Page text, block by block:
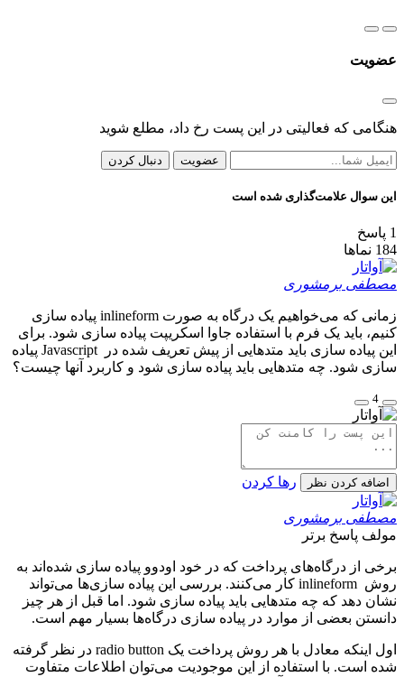
که فعالیتی در این پست رخ داد، مطلع شوید
عضویت دنبال کردن
سوال علامت‌گذاری شده است
نماها
برمشوری
زمانی که می‌خواهیم یک درگاه به صورت inlineform پیاده سازی
باید یک فرم با استفاده جاوا اسکریپت پیاده سازی شود. برای
این پیاده سازی باید متدهایی از پیش تعریف شده در Javascript پیاده
شود. چه متدهایی باید پیاده سازی شود و کاربرد آنها چیست؟
4
کردن نظر رها کردن
برمشوری
پاسخ برتر
از درگاه‌های پرداخت که در خود اودوو پیاده سازی شده‌اند به
روش inlineform کار می‌کنند. بررسی این پیاده سازی‌ها می‌تواند
دهد که چه متدهایی باید پیاده سازی شود. اما قبل از هر چیز
بعضی از موارد در پیاده سازی درگاه‌ها بسیار مهم است.
اول اینکه معادل با هر روش پرداخت یک radio button در نظر گرفته
است. با استفاده از این موجودیت می‌توان اطلاعات متفاوت